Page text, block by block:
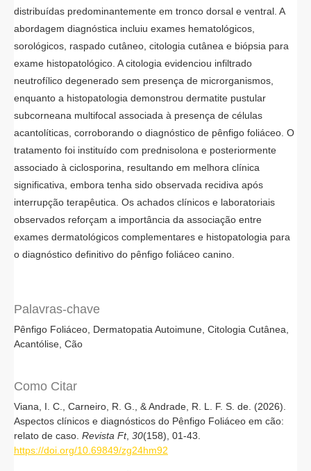
Como Citar
Viana, I. C., Carneiro, R. G., & Andrade, R. L. F. S. de. (2026).
Aspectos clínicos e diagnósticos do Pênfigo Foliáceo em cão:
relato de caso. Revista Ft, 30(158), 01-43.
https://doi.org/10.69849/zg24hm92
Palavras-chave
Pênfigo Foliáceo Dermatopatia Autoimune Citologia Cutânea
Acantólise Cão
distribuídas predominantemente em tronco dorsal e ventral. A
abordagem diagnóstica incluiu exames hematológicos,
sorológicos, raspado cutâneo, citologia cutânea e biópsia para
exame histopatológico. A citologia evidenciou infiltrado
neutrofílico degenerado sem presença de microrganismos,
enquanto a histopatologia demonstrou dermatite pustular
subcorneana multifocal associada à presença de células
acantolíticas, corroborando o diagnóstico de pênfigo foliáceo. O
tratamento foi instituído com prednisolona e posteriormente
associado à ciclosporina, resultando em melhora clínica
significativa, embora tenha sido observada recidiva após
interrupção terapêutica. Os achados clínicos e laboratoriais
observados reforçam a importância da associação entre
exames dermatológicos complementares e histopatologia para
o diagnóstico definitivo do pênfigo foliáceo canino.